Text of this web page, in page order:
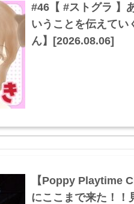
#46【 #ストグラ 】
いうことを伝えてい
ん】[2026.08.06]
【Poppy Playtime
にここまで来た！！